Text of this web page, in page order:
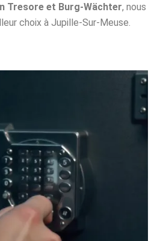
Tresore et Burg-Wächter, nous
choix à Jupille-Sur-Meuse.